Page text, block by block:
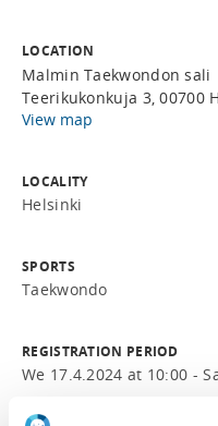
LOCATION
Malmin Taekwondon sali
Teerikukonkuja 3, 00700
View map
LOCALITY
Helsinki
SPORTS
Taekwondo
REGISTRATION PERIOD
We 17.4.2024 at 10:00 -